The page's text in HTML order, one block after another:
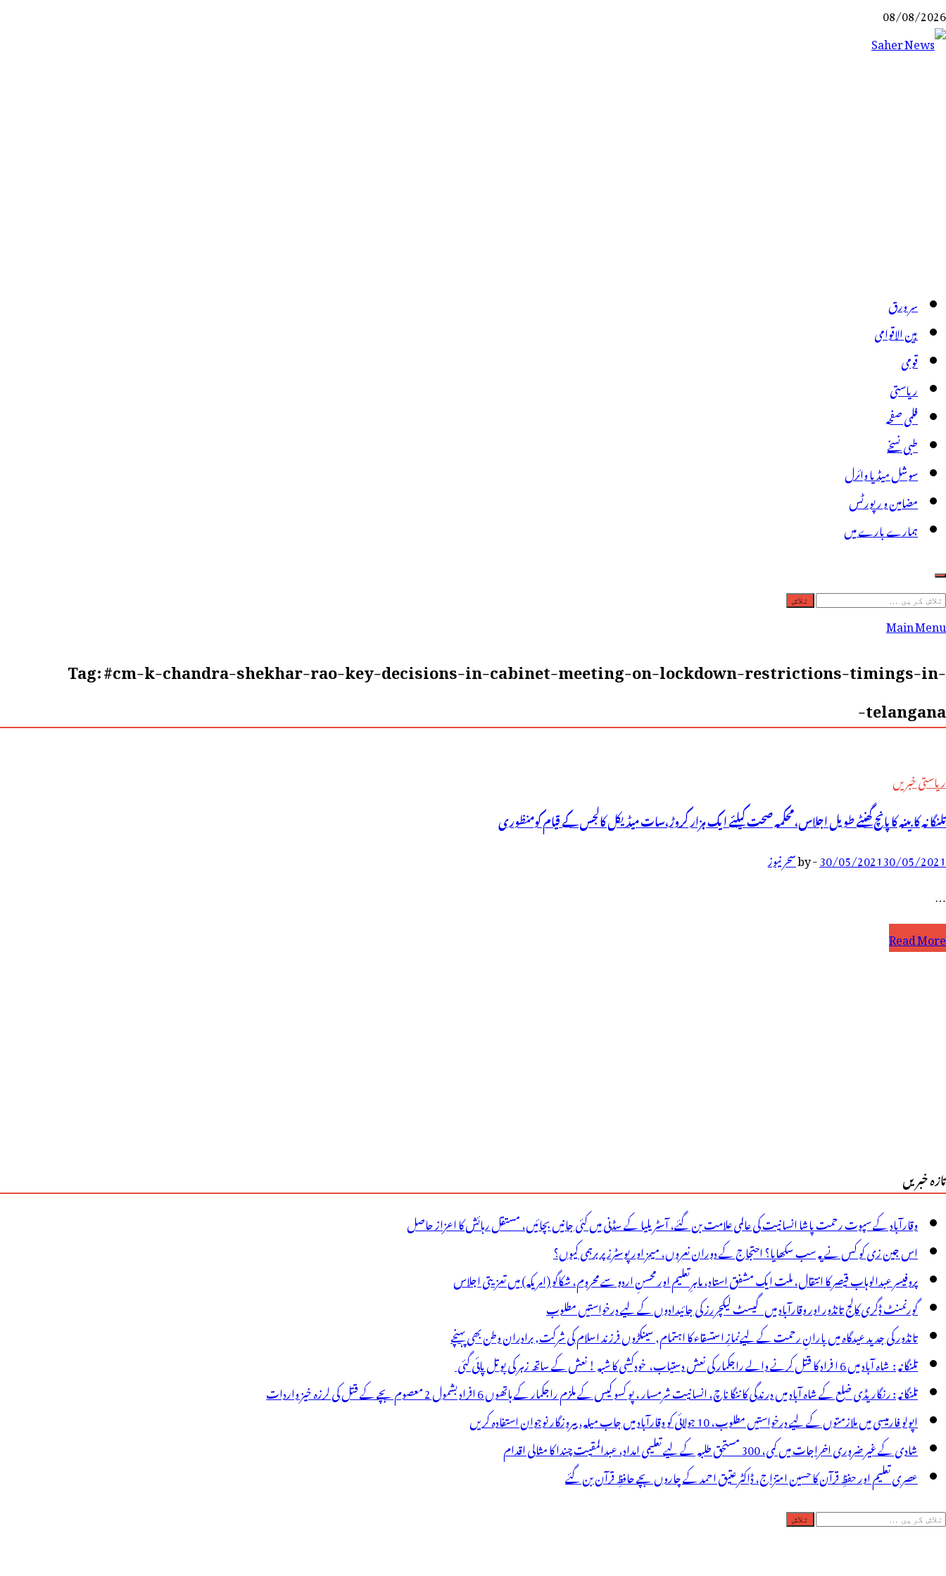
Skip
to
08/08/2026
سر ورق
بین الاقوامی
قومی
ریاستی
فلمی صفحہ
طبی نسخے
سوشل میڈیا وائرل
مضامین و رپورٹس
ہمارے بارے میں
تلاش
کریں
Main Menu
Tag:#cm-k-chandra-shekhar-rao-key-decisions-in-cabinet-meeting-on-lockdown-restrictions-timings-in-
telangana-
ریاستی خبریں
تلنگانہ کابینہ کا پانچ گھنٹے طویل اجلاس،محکمہ صحت کیلئے ایک ہزار کروڑ،سات میڈیکل کالجس کے قیام کومنظوری
30/05/202130/05/2021
-
byسحر نیوز
…
تلنگانہ
ایک
ہزار
کروڑ،سات
میڈیکل
کالجس
کے
قیام
کومنظوری
Read More
تازہ خبریں
وقارآباد کے سپوت رحمت پاشا انسانیت کی عالمی علامت بن گئے، آسٹریلیا کے سڈنی میں کئی جانیں بچائیں، مستقل رہائش کا اعزاز حاصل
اس جین زی کو کس نے یہ سب سکھایا؟ احتجاج کے دوران نعروں، میمز اور پوسٹرز پر برہمی کیوں؟
پروفیسر عبدالوہاب قیصر کا انتقال، ملت ایک مشفق استاد، ماہرِتعلیم اور محسنِ اردو سے محروم، شکاگو (امریکہ) میں تعزیتی اجلاس
گورنمنٹ ڈگری کالج تانڈور اور وقارآباد میں گیسٹ لیکچررز کی جائیدادوں کے لیے درخواستیں مطلوب
تانڈور کی جدید عیدگاہ میں بارانِ رحمت کے لیےنمازِ استسقاء کا اہتمام, سینکڑوں فرزند اسلام کی شرکت, برادران وطن بھی پہنچے
تلنگانہ : شاہ آباد میں 6 ا فراد کا قتل کرنے والے راجکمار کی نعش دستیاب، خودکشی کا شبہ ! نعش کے ساتھ زہر کی بوتل پائی گئی
تلنگانہ : رنگاریڈی ضلع کے شاہ آباد میں درندگی کا ننگا ناچ، انسانیت شرمسار ، پو کسو کیس کے ملزم راجکمار کے ہاتھوں 6 افراد بشمول 2 معصوم بچے کے قتل کی لرزہ خیز واردات
اپولو فارمیسی میں ملازمتوں کے لیے درخواستیں مطلوب، 10 جولائی کو وقارآباد میں جاب میلہ، بیروزگار نوجوان استفادہ کریں
شادی کے غیر ضروری اخراجات میں کمی، 300 مستحق طلبہ کے لیے تعلیمی امداد، عبدالمقیت چندا کا مثالی اقدام
عصری تعلیم اور حفظِ قرآن کا حسین امتزاج، ڈاکٹر عتیق احمد کے چاروں بچے حافظِ قرآن بن گئے
تلاش